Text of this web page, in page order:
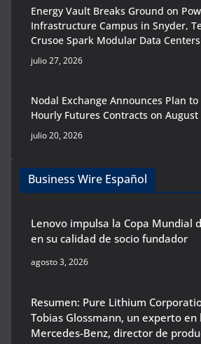
Energy Vault Breaks Ground on
Infrastructure Campus in Snyder,
Crusoe Spark Modular Data Centers
julio 27, 2026
Nodal Exchange Announces Plan
Hourly Futures Contracts on August
julio 20, 2026
Business Wire Español
Lenovo impulsa la Copa Mundial
en su calidad de socio fundador
agosto 3, 2026
Resumen: Pure Lithium
Tobias Glossmann, un experto
Mercedes-Benz, director de